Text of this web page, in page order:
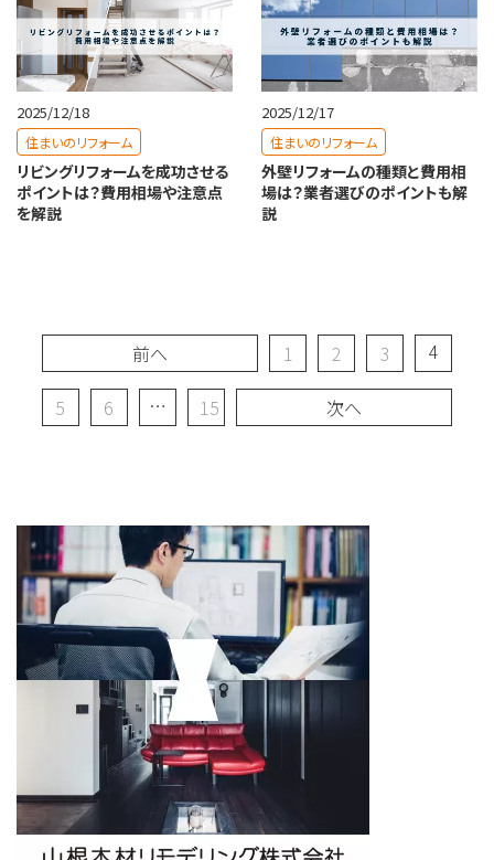
2025/12/18
住まいのリフォーム
リビングリフォームを成功させる
ポイントは？費用相場や注意点
を解説
2025/12/17
住まいのリフォーム
外壁リフォームの種類と費用相
場は？業者選びのポイントも解
説
前へ 1 2 3 4
5 6 … 15 次へ